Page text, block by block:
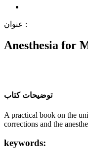
ﻋﻨﻮاﻥ :
Anesthesia for
ﺗﻮﺿﯿﺤﺎﺕ ﮐﺘﺎﺏ
A practical book on the
corrections and the
keywords: